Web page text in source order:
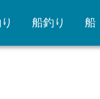
船釣り 船